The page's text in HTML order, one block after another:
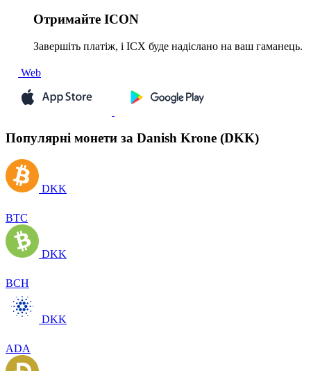
Отримайте ICON
Завершіть платіж, і ICX буде надіслано на ваш гаманець.
Web
Популярні монети за Danish Krone (DKK)
DKK
BTC
DKK
BCH
DKK
ADA